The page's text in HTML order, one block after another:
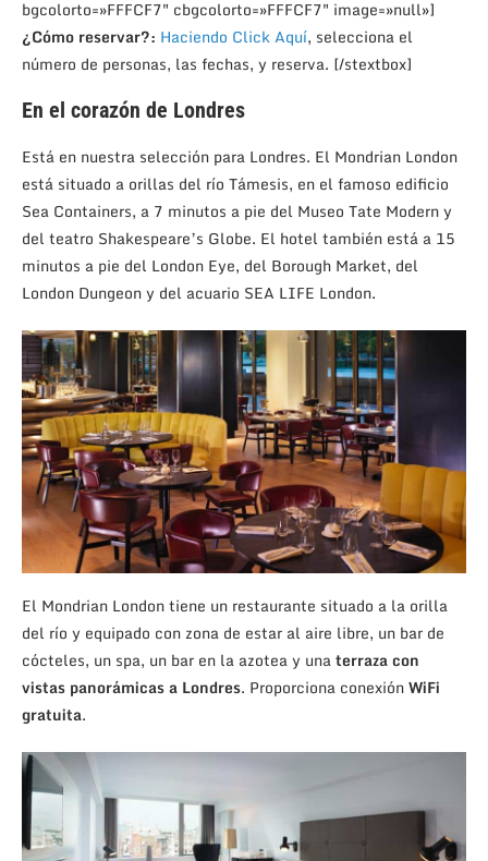
bgcolorto=»FFFCF7″ cbgcolorto=»FFFCF7″ image=»null»]
¿Cómo reservar?: Haciendo Click Aquí, selecciona el
número de personas, las fechas, y reserva. [/stextbox]
En el corazón de Londres
Está en nuestra selección para Londres. El Mondrian London
está situado a orillas del río Támesis, en el famoso edificio
Sea Containers, a 7 minutos a pie del Museo Tate Modern y
del teatro Shakespeare’s Globe. El hotel también está a 15
minutos a pie del London Eye, del Borough Market, del
London Dungeon y del acuario SEA LIFE London.
El Mondrian London tiene un restaurante situado a la orilla
del río y equipado con zona de estar al aire libre, un bar de
cócteles, un spa, un bar en la azotea y unaterraza con
vistas panorámicas a Londres. Proporciona conexiónWiFi
gratuita.